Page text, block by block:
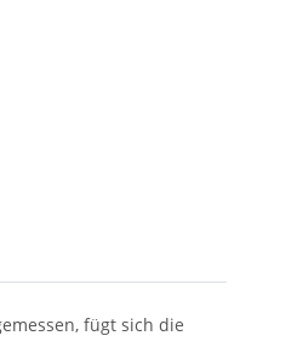
fügt sich die